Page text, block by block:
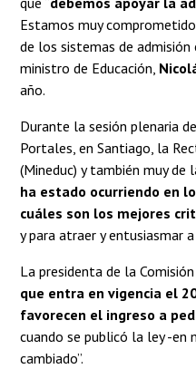
Estamos muy
de los sistemas de
ministro de Educación,
año.
Durante la sesión plenaria
Portales, en Santiago, la
(Mineduc) y también muy de
ha estado ocurriendo en
cuáles son los mejores
y para atraer y entusiasmar
La presidenta de la
que entra en vigencia el
favorecen el ingreso a
cuando se publicó la ley -
cambiado”.